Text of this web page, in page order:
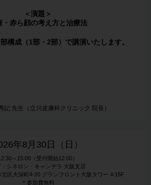
＜演題＞
・赤ら顔の考え方と治療法
構成（1部・2部）で講演いたします。
記 先生（立川皮膚科クリニック 院長）
年8月30日（日）
～15:00（受付開始12:00）
：シネロン・キャンデラ 大阪支店
区大深町4-20 グランフロント大阪タワー A 15F
＊参加費無料